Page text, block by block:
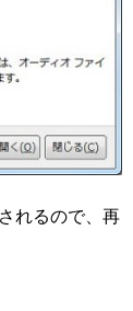
れるので、再